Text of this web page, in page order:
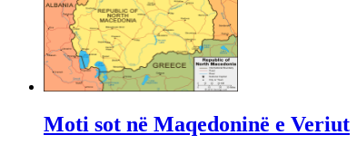
Moti sot në Maqedoninë e Veriut